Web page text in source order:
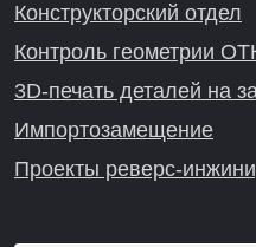
Конструкторский отдел
Контроль геометрии
3D-печать деталей на
Импортозамещение
Проекты реверс-